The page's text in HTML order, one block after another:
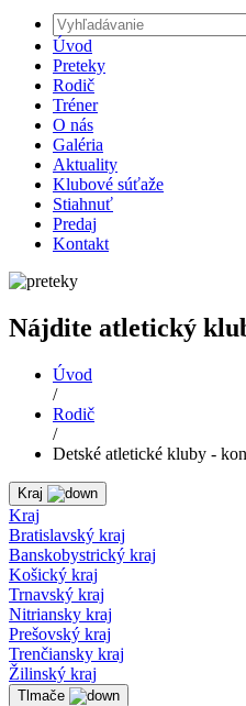
Úvod
Preteky
Rodič
Tréner
O nás
Galéria
Aktuality
Klubové súťaže
Stiahnuť
Predaj
Kontakt
Nájdite atletický
Úvod
/
Rodič
/
Detské atletické kluby -
Kraj
Kraj
Bratislavský kraj
Banskobystrický kraj
Košický kraj
Trnavský kraj
Nitriansky kraj
Prešovský kraj
Trenčiansky kraj
Žilinský kraj
Tlmače